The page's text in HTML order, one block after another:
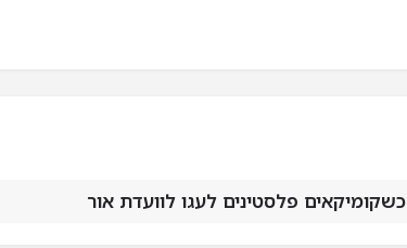
כשקומיקאים פלסטינים לעגו לוועדת אור